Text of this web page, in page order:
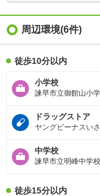
周辺環境(6件)
徒歩10分以内
小学校
諫早市立御館山小
ドラッグストア
ヤングビーナスい
中学校
諫早市立明峰中学
徒歩15分以内